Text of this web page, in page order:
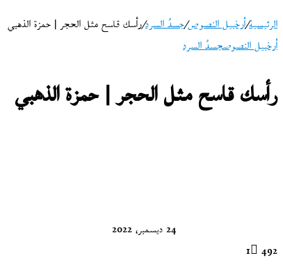
عن
الرئيسية/أرخبيل النصوص/جسدُ السرد/رأسك قاسح مثل الحجر | حمزة الذهبي
أرخبيل النصوصجسدُ السرد
رأسك قاسح مثل الحجر | حمزة الذهبي
24 ديسمبر، 2022
1 492